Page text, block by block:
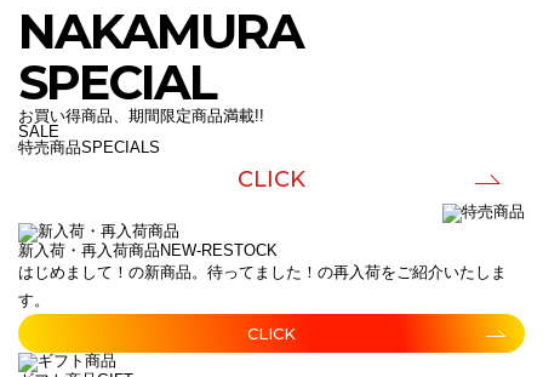
NAKAMURA
SPECIAL
お買い得商品、期間限定商品満載!!
SALE
特売商品SPECIALS
CLICK
新入荷・再入荷商品 NEW-RESTOCK
はじめまして！の新商品。待ってました！の再入荷をご紹介いたしま
す。
CLICK